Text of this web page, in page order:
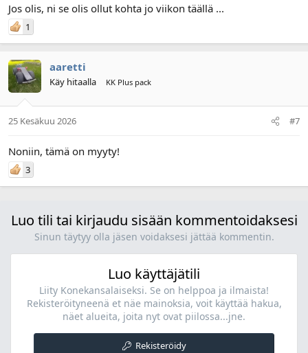
Jos olis, ni se olis ollut kohta jo viikon täällä ...
1
aaretti
Käy hitaalla KK Plus pack
25 Kesäkuu 2026 #7
Noniin, tämä on myyty!
3
Luo tili tai kirjaudu sisään kommentoidaksesi
Sinun täytyy olla jäsen voidaksesi jättää kommentin.
Luo käyttäjätili
Liity Konekansalaiseksi. Se on helppoa ja ilmaista!
Rekisteröityneenä et näe mainoksia, voit käyttää hakua,
näet alueita, joita nyt ovat piilossa...jne.
Rekisteröidy